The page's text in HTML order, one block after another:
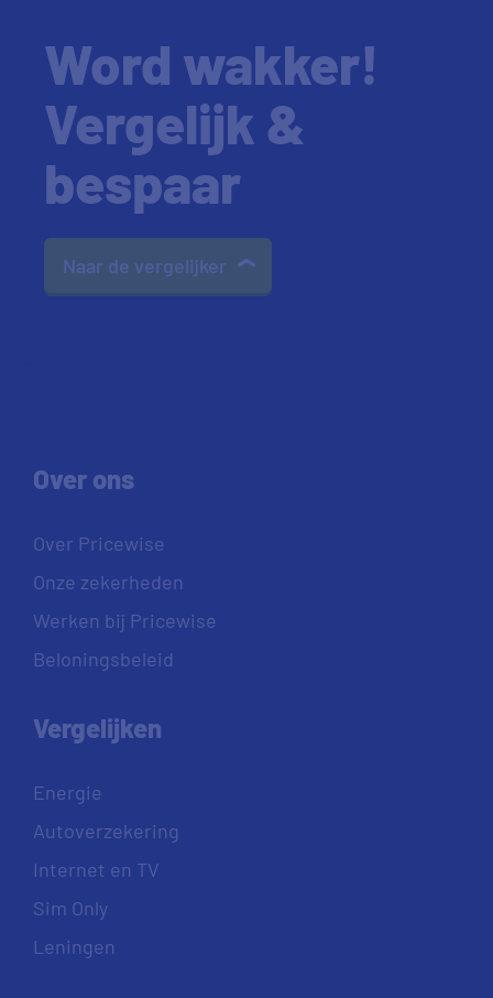
Word wakker!
Vergelijk &
bespaar
Naar de vergelijker
Over ons
Over Pricewise
Onze zekerheden
Werken bij Pricewise
Beloningsbeleid
Vergelijken
Energie
Autoverzekering
Internet en TV
Sim Only
Leningen